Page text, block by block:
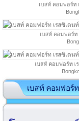
เบสท์ คอมฟอร์ท
เบสท์ คอมฟอร์ท
เบสท์ คอมฟอร์ท เ
เบสท์ คอมฟอร์